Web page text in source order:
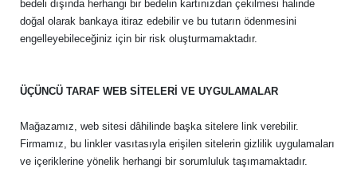
bedeli dışında herhangi bir bedelin kartınızdan çekilmesi halinde
doğal olarak bankaya itiraz edebilir ve bu tutarın ödenmesini
engelleyebileceğiniz için bir risk oluşturmamaktadır.
ÜÇÜNCÜ TARAF WEB SİTELERİ VE UYGULAMALAR
Mağazamız, web sitesi dâhilinde başka sitelere link verebilir.
Firmamız, bu linkler vasıtasıyla erişilen sitelerin gizlilik uygulamaları
ve içeriklerine yönelik herhangi bir sorumluluk taşımamaktadır.